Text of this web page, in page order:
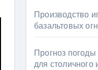
Производство
базальтовых
Прогноз
для столичного